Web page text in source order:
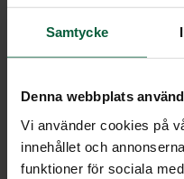
Samtycke
Denna webbplats
Vi använder cookies på
innehållet och
funktioner för sociala
Särskilt om
Särskilt om